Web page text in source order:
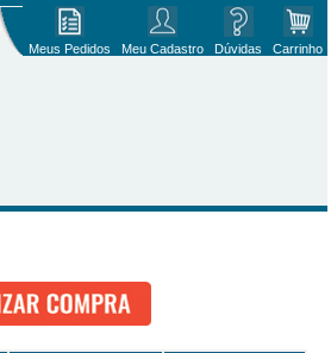
Meus Pedidos Meu Cadastro Dúvidas Carrinho